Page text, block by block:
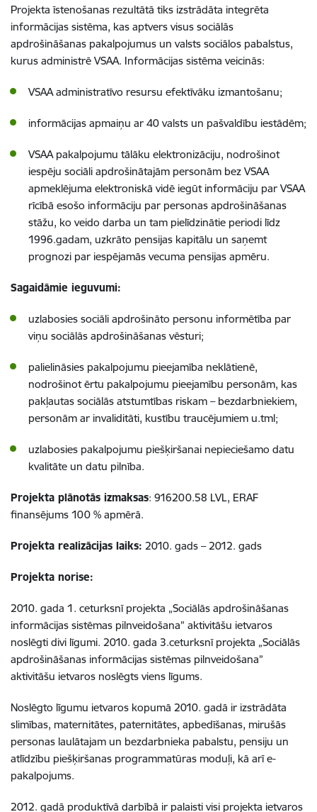
Projekta īstenošanas rezultātā tiks izstrādāta integrēta
informācijas sistēma, kas aptvers visus sociālās
apdrošināšanas pakalpojumus un valsts sociālos pabalstus,
kurus administrē VSAA. Informācijas sistēma veicinās:
VSAA administratīvo resursu efektīvāku izmantošanu;
informācijas apmaiņu ar 40 valsts un pašvaldību iestādēm;
VSAA pakalpojumu tālāku elektronizāciju, nodrošinot
iespēju sociāli apdrošinātajām personām bez VSAA
apmeklējuma elektroniskā vidē iegūt informāciju par VSAA
rīcībā esošo informāciju par personas apdrošināšanas
stāžu, ko veido darba un tam pielīdzinātie periodi līdz
1996.gadam, uzkrāto pensijas kapitālu un saņemt
prognozi par iespējamās vecuma pensijas apmēru.
Sagaidāmie ieguvumi:
uzlabosies sociāli apdrošināto personu informētība par
viņu sociālās apdrošināšanas vēsturi;
palielināsies pakalpojumu pieejamība neklātienē,
nodrošinot ērtu pakalpojumu pieejamību personām, kas
pakļautas sociālās atstumtības riskam – bezdarbniekiem,
personām ar invaliditāti, kustību traucējumiem u.tml;
uzlabosies pakalpojumu piešķiršanai nepieciešamo datu
kvalitāte un datu pilnība.
Projekta plānotās izmaksas: 916200.58 LVL, ERAF
finansējums 100 % apmērā.
Projekta realizācijas laiks: 2010. gads – 2012. gads
Projekta norise:
2010. gada 1. ceturksnī projekta „Sociālās apdrošināšanas
informācijas sistēmas pilnveidošana” aktivitāšu ietvaros
noslēgti divi līgumi. 2010. gada 3.ceturksnī projekta „Sociālās
apdrošināšanas informācijas sistēmas pilnveidošana”
aktivitāšu ietvaros noslēgts viens līgums.
Noslēgto līgumu ietvaros kopumā 2010. gadā ir izstrādāta
slimības, maternitātes, paternitātes, apbedīšanas, mirušās
personas laulātajam un bezdarbnieka pabalstu, pensiju un
atlīdzību piešķiršanas programmatūras moduļi, kā arī e-
pakalpojums.
2012. gadā produktīvā darbībā ir palaisti visi projekta ietvaros